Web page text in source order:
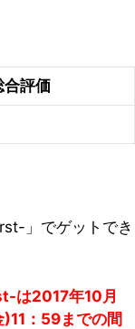
合評価
」でゲットでき
は2017年10月
：59までの間